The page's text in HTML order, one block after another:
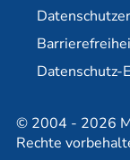
© 2004 - 2026
Rechte
Datenschutz-